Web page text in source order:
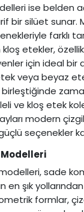
ise belden
bir silüet sunar.
farklı
etekler,
için ideal bir
veya beyaz
ve kloş etek
modern
seçenekler
Modelleri
, sade
en şık
formlar,